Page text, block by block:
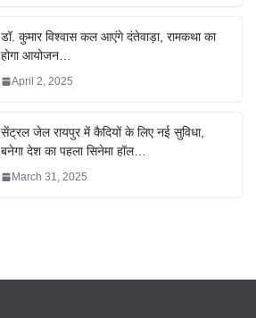
डॉ. कुमार विश्वास कल आएंगे दंतेवाड़ा, रामकथा का
होगा आयोजन…
April 2, 2025
सेंट्रल जेल रायपुर में कैदियों के लिए नई सुविधा,
बनेगा देश का पहला सिनेमा हॉल…
March 31, 2025